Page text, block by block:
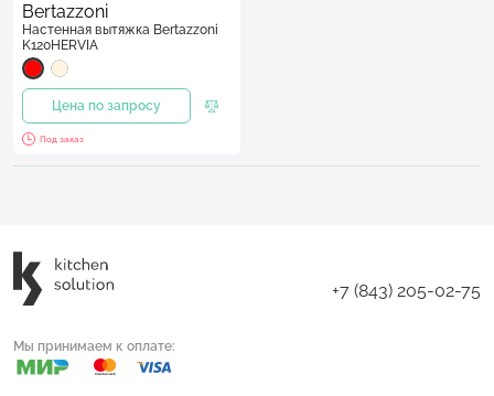
Bertazzoni
Настенная вытяжка Bertazzoni
K120HERVIA
Цена по запросу
Под заказ
+7 (843) 205-02-75
Мы принимаем к оплате: